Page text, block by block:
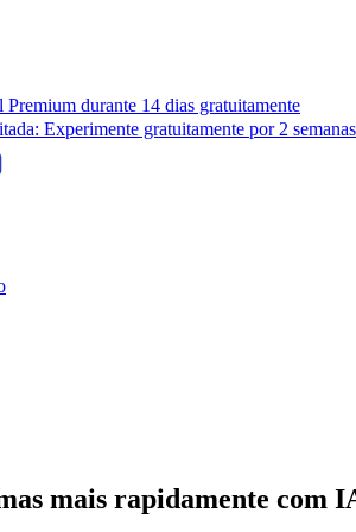
durante 14 dias gratuitamente
Experimente gratuitamente por 2 semanas
mais rapidamente com